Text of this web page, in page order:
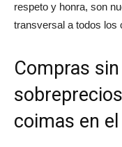
respeto y honra, son
transversal a todos los
Compras
coimas en el